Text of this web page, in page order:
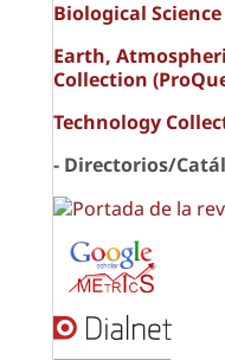
Biological
Earth,
Collection
Technology
- Directorios/